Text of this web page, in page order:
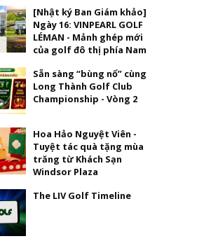
[Nhật ký Ban Giám khảo]
Ngày 16: VINPEARL GOLF
LÉMAN - Mảnh ghép mới
của golf đô thị phía Nam
Sẵn sàng “bùng nổ” cùng
Long Thành Golf Club
Championship - Vòng 2
Hoa Hảo Nguyệt Viên -
Tuyệt tác quà tặng mùa
trăng từ Khách Sạn
Windsor Plaza
The LIV Golf Timeline